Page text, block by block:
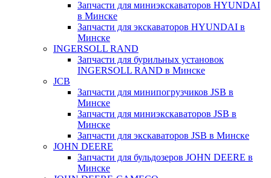
Запчасти для миниэкскаваторов HYUNDAI
в Минске
Запчасти для экскаваторов HYUNDAI в
Минске
INGERSOLL RAND
Запчасти для бурильных установок
INGERSOLL RAND в Минске
JCB
Запчасти для минипогрузчиков JSB в
Минске
Запчасти для миниэкскаваторов JSB в
Минске
Запчасти для экскаваторов JSB в Минске
JOHN DEERE
Запчасти для бульдозеров JOHN DEERE в
Минске